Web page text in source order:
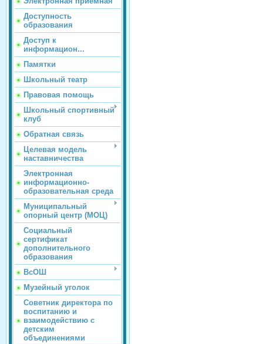
Доступность
образования
Доступ к
информацион...
Памятки
Школьный театр
Правовая помощь
Школьный спортивный
клуб
Обратная связь
Целевая модель
наставничества
Электронная
информационно-
образовательная среда
Муниципальный
опорный центр (МОЦ)
Социальный
сертификат
дополнительного
образования
ВсОШ
Музейный уголок
Советник директора по
воспитанию и
взаимодействию с
детским
объединениями